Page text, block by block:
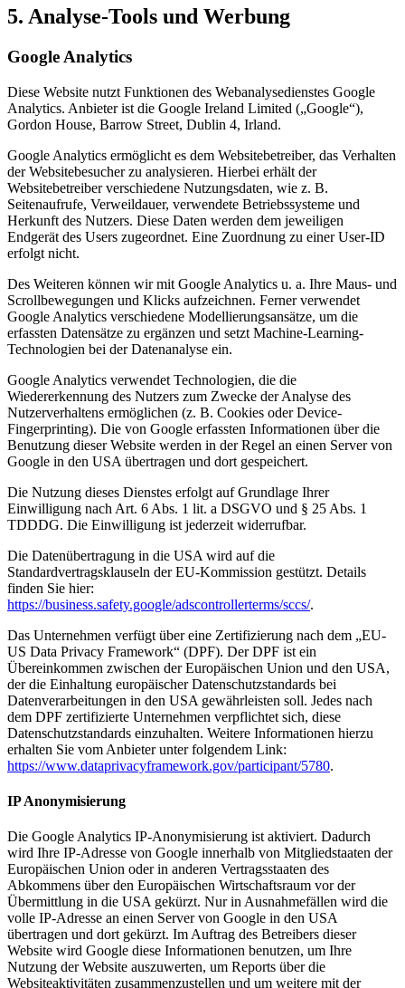
5. Analyse-Tools und Werbung
Google Analytics
Diese Website nutzt Funktionen des Webanalysedienstes Google
Analytics. Anbieter ist die Google Ireland Limited („Google“),
Gordon House, Barrow Street, Dublin 4, Irland.
Google Analytics ermöglicht es dem Websitebetreiber, das Verhalten
der Websitebesucher zu analysieren. Hierbei erhält der
Websitebetreiber verschiedene Nutzungsdaten, wie z. B.
Seitenaufrufe, Verweildauer, verwendete Betriebssysteme und
Herkunft des Nutzers. Diese Daten werden dem jeweiligen
Endgerät des Users zugeordnet. Eine Zuordnung zu einer User-ID
erfolgt nicht.
Des Weiteren können wir mit Google Analytics u. a. Ihre Maus- und
Scrollbewegungen und Klicks aufzeichnen. Ferner verwendet
Google Analytics verschiedene Modellierungsansätze, um die
erfassten Datensätze zu ergänzen und setzt Machine-Learning-
Technologien bei der Datenanalyse ein.
Google Analytics verwendet Technologien, die die
Wiedererkennung des Nutzers zum Zwecke der Analyse des
Nutzerverhaltens ermöglichen (z. B. Cookies oder Device-
Fingerprinting). Die von Google erfassten Informationen über die
Benutzung dieser Website werden in der Regel an einen Server von
Google in den USA übertragen und dort gespeichert.
Die Nutzung dieses Dienstes erfolgt auf Grundlage Ihrer
Einwilligung nach Art. 6 Abs. 1 lit. a DSGVO und § 25 Abs. 1
TDDDG. Die Einwilligung ist jederzeit widerrufbar.
Die Datenübertragung in die USA wird auf die
Standardvertragsklauseln der EU-Kommission gestützt. Details
finden Sie hier:
https://business.safety.google/adscontrollerterms/sccs/.
Das Unternehmen verfügt über eine Zertifizierung nach dem „EU-
US Data Privacy Framework“ (DPF). Der DPF ist ein
Übereinkommen zwischen der Europäischen Union und den USA,
der die Einhaltung europäischer Datenschutzstandards bei
Datenverarbeitungen in den USA gewährleisten soll. Jedes nach
dem DPF zertifizierte Unternehmen verpflichtet sich, diese
Datenschutzstandards einzuhalten. Weitere Informationen hierzu
erhalten Sie vom Anbieter unter folgendem Link:
https://www.dataprivacyframework.gov/participant/5780.
IP Anonymisierung
Die Google Analytics IP-Anonymisierung ist aktiviert. Dadurch
wird Ihre IP-Adresse von Google innerhalb von Mitgliedstaaten der
Europäischen Union oder in anderen Vertragsstaaten des
Abkommens über den Europäischen Wirtschaftsraum vor der
Übermittlung in die USA gekürzt. Nur in Ausnahmefällen wird die
volle IP-Adresse an einen Server von Google in den USA
übertragen und dort gekürzt. Im Auftrag des Betreibers dieser
Website wird Google diese Informationen benutzen, um Ihre
Nutzung der Website auszuwerten, um Reports über die
Websiteaktivitäten zusammenzustellen und um weitere mit der